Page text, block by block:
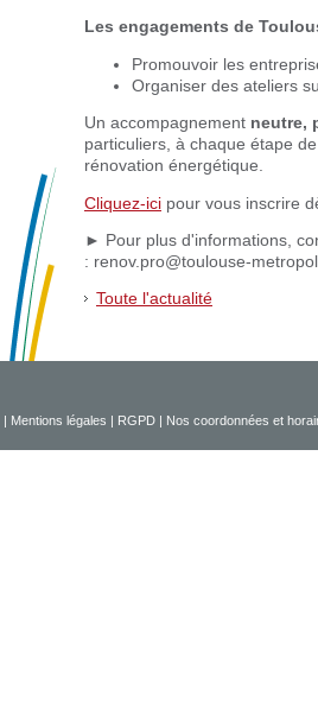
Les engagements de
Promouvoir les
Organiser des ateliers
Un accompagnement neutre,
particuliers, à chaque étape
rénovation énergétique.
Cliquez-ici pour vous inscrire
► Pour plus d'informations,
: renov.pro@toulouse-
Toute l'actualité
| Mentions légales | RGPD | Nos coordonnées et